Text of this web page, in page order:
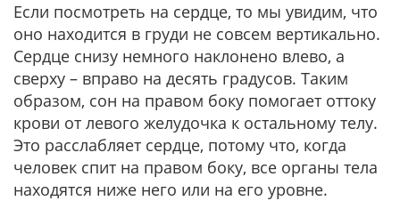
Если посмотреть на сердце, то мы увидим, что
оно находится в груди не совсем вертикально.
Сердце снизу немного наклонено влево, а
сверху – вправо на десять градусов. Таким
образом, сон на правом боку помогает оттоку
крови от левого желудочка к остальному телу.
Это расслабляет сердце, потому что, когда
человек спит на правом боку, все органы тела
находятся ниже него или на его уровне.